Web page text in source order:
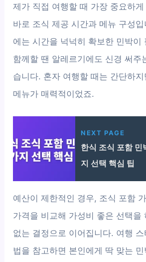
제가 직접 여행할 때 가장 중요하
바로 조식 제공 시간과 메뉴 구성
에는 시간을 넉넉히 확보한 민박이
함께할 땐 알레르기에도 신경 써주
습니다. 혼자 여행할 때는 간단하
메뉴가 매력적이었죠.
NEXT PAGE
한식 조식 포함 민
지 선택 핵심 팁
예산이 제한적인 경우, 조식 포함
가격을 비교해 가성비 좋은 선택을
없는 결정으로 이어집니다. 여행
법을 참고하면 본인에게 딱 맞는